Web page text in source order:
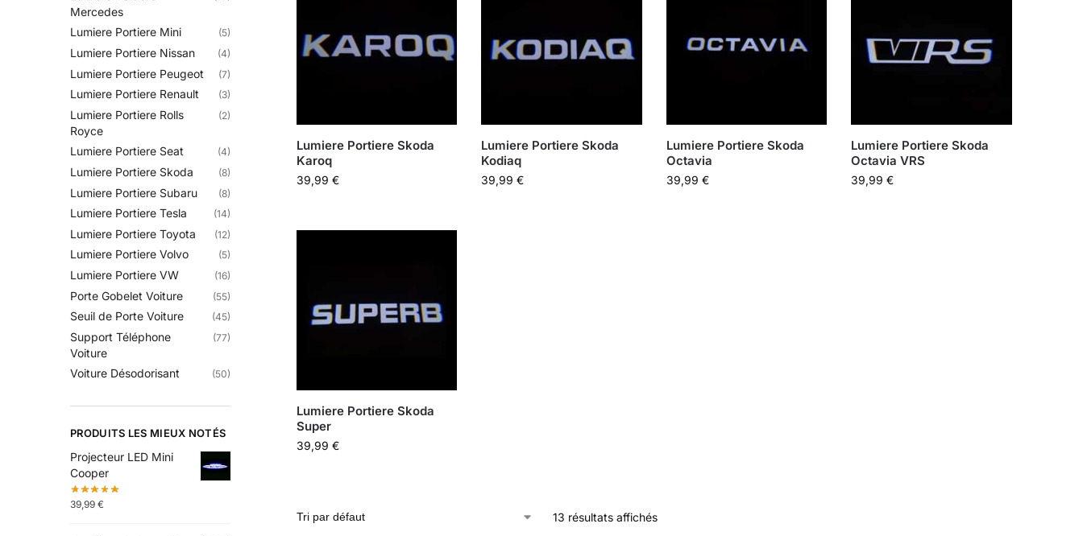
Lumiere Portiere Skoda
Karoq
39,99 €
Lumiere Portiere Skoda
Kodiaq
39,99€
Lumiere Portiere Skoda
Octavia
39,99 €
Lumiere Portiere Skoda
Octavia VRS
39,99€
Lumiere Portiere Skoda
Super
39,99 €
13 résultats affichés
Mercedes
Lumiere Portiere Mini (5)
Lumiere Portiere Nissan (4)
Lumiere Portiere Peugeot (7)
Lumiere Portiere Renault (3)
Lumiere Portiere Rolls
Royce
(2)
Lumiere Portiere Seat (4)
Lumiere Portiere Skoda (8)
Lumiere Portiere Subaru (8)
Lumiere Portiere Tesla (14)
Lumiere Portiere Toyota (12)
Lumiere Portiere Volvo (5)
Lumiere Portiere VW (16)
Porte Gobelet Voiture (55)
Seuil de Porte Voiture (45)
Support Téléphone
Voiture
(77)
Voiture Désodorisant (50)
PRODUITS LES MIEUX NOTÉS
Projecteur LED Mini
Cooper
39,99 €